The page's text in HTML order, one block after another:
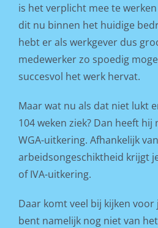
is het verplicht mee te
dit nu binnen het huidige
hebt er als werkgever dus
medewerker zo spoedig
succesvol het werk hervat.
Maar wat nu als dat niet lukt
104 weken ziek? Dan heeft
WGA-uitkering. Afhankelijk
arbeidsongeschiktheid krijgt
of IVA-uitkering.
Daar komt veel bij kijken voor
bent namelijk nog niet van